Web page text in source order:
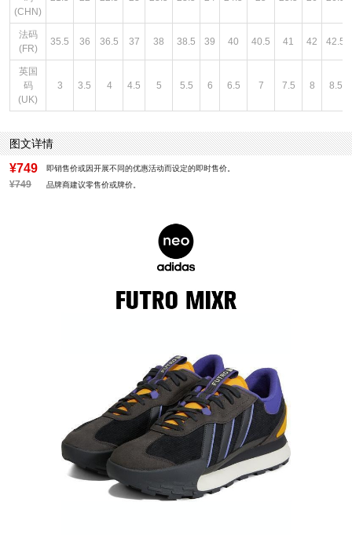
(CHN)
法码
(FR)
35.5 36 36.5 37 38 38.5 39 40 40.5 41 42 42.5
英国
码
(UK)
3 3.5 4 4.5 5 5.5 6 6.5 7 7.5 8 8.5
图文详情
¥749 即销售价或因开展不同的优惠活动而设定的即时售价。
¥749 品牌商建议零售价或牌价。